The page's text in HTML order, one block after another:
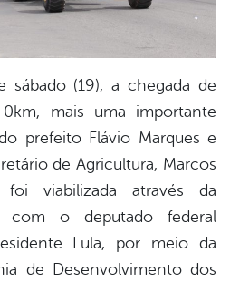
sábado (19), a chegada de
mais uma importante
prefeito Flávio Marques e
de Agricultura, Marcos
viabilizada através da
com o deputado federal
Lula, por meio da
de Desenvolvimento dos